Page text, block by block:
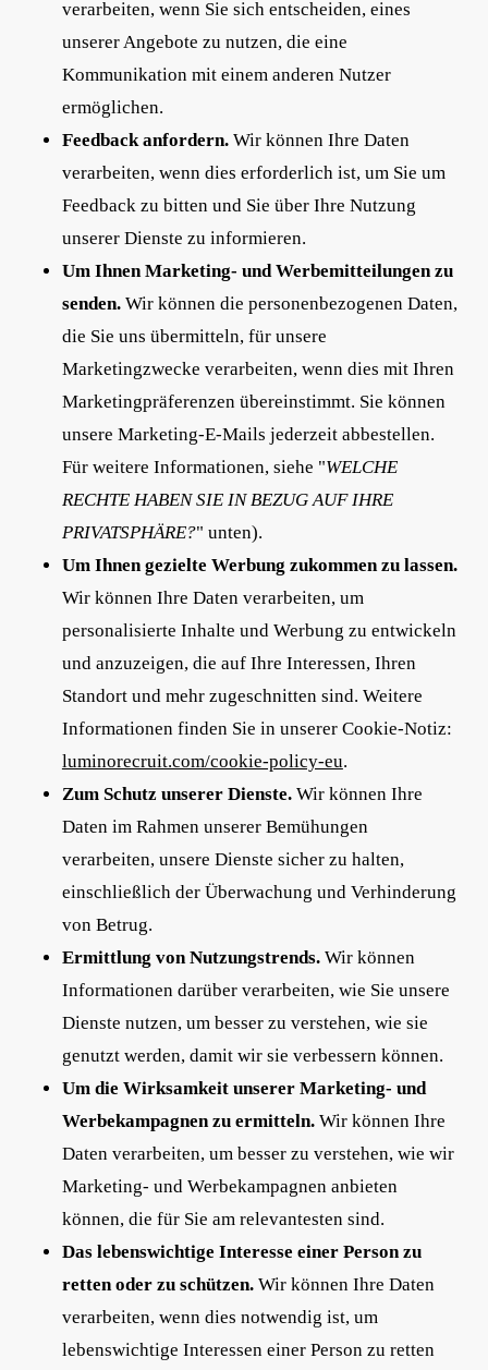
verarbeiten, wenn Sie sich entscheiden, eines
unserer Angebote zu nutzen, die eine
Kommunikation mit einem anderen Nutzer
ermöglichen.
Feedback anfordern.Wir können Ihre Daten
verarbeiten, wenn dies erforderlich ist, um Sie um
Feedback zu bitten und Sie über Ihre Nutzung
unserer Dienste zu informieren.
Um Ihnen Marketing- und Werbemitteilungen zu
senden.Wir können die personenbezogenen Daten,
die Sie uns übermitteln, für unsere
Marketingzwecke verarbeiten, wenn dies mit Ihren
Marketingpräferenzen übereinstimmt. Sie können
unsere Marketing-E-Mails jederzeit abbestellen.
Für weitere Informationen, siehe "WELCHE
RECHTE HABEN SIE IN BEZUG AUF IHRE
PRIVATSPHÄRE?" unten).
Um Ihnen gezielte Werbung zukommen zu lassen.
Wir können Ihre Daten verarbeiten, um
personalisierte Inhalte und Werbung zu entwickeln
und anzuzeigen, die auf Ihre Interessen, Ihren
Standort und mehr zugeschnitten sind. Weitere
Informationen finden Sie in unserer Cookie-Notiz:
luminorecruit.com/cookie-policy-eu.
Zum Schutz unserer Dienste.Wir können Ihre
Daten im Rahmen unserer Bemühungen
verarbeiten, unsere Dienste sicher zu halten,
einschließlich der Überwachung und Verhinderung
von Betrug.
Ermittlung von Nutzungstrends.Wir können
Informationen darüber verarbeiten, wie Sie unsere
Dienste nutzen, um besser zu verstehen, wie sie
genutzt werden, damit wir sie verbessern können.
Um die Wirksamkeit unserer Marketing- und
Werbekampagnen zu ermitteln.Wir können Ihre
Daten verarbeiten, um besser zu verstehen, wie wir
Marketing- und Werbekampagnen anbieten
können, die für Sie am relevantesten sind.
Das lebenswichtige Interesse einer Person zu
retten oder zu schützen.Wir können Ihre Daten
verarbeiten, wenn dies notwendig ist, um
lebenswichtige Interessen einer Person zu retten